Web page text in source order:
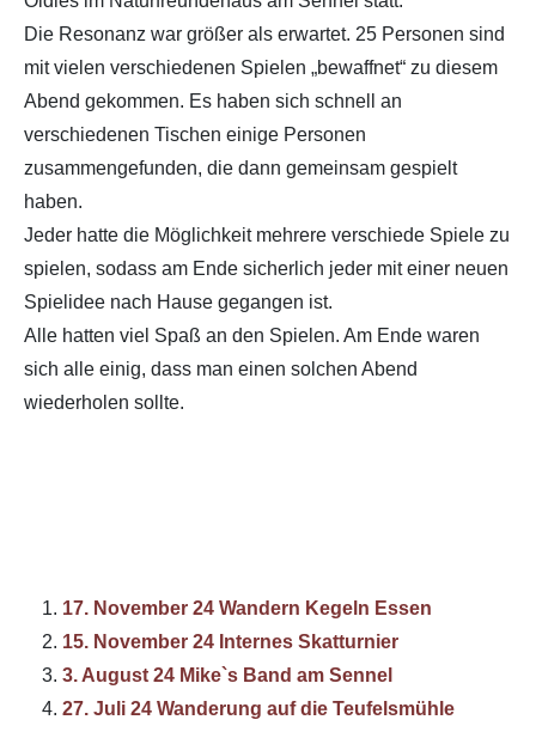
Die Resonanz war größer als erwartet. 25 Personen sind
mit vielen verschiedenen Spielen „bewaffnet“ zu diesem
Abend gekommen. Es haben sich schnell an
verschiedenen Tischen einige Personen
zusammengefunden, die dann gemeinsam gespielt
haben.
Jeder hatte die Möglichkeit mehrere verschiede Spiele zu
spielen, sodass am Ende sicherlich jeder mit einer neuen
Spielidee nach Hause gegangen ist.
Alle hatten viel Spaß an den Spielen. Am Ende waren
sich alle einig, dass man einen solchen Abend
wiederholen sollte.
17. November 24 Wandern Kegeln Essen
15. November 24 Internes Skatturnier
3. August 24 Mike`s Band am Sennel
27. Juli 24 Wanderung auf die Teufelsmühle